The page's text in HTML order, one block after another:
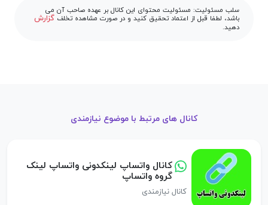
سلب مسئولیت: مسئولیت محتوای این کانال بر عهده صاحب آن می
باشد، لطفا قبل از اعتماد تحقیق کنید و در صورت مشاهده تخلف گزارش
دهید.
کانال های مرتبط با موضوع نیازمندی
کانال واتساپ لینکدونی واتساپ لینک
گروه واتساپ
کانال نیازمندی